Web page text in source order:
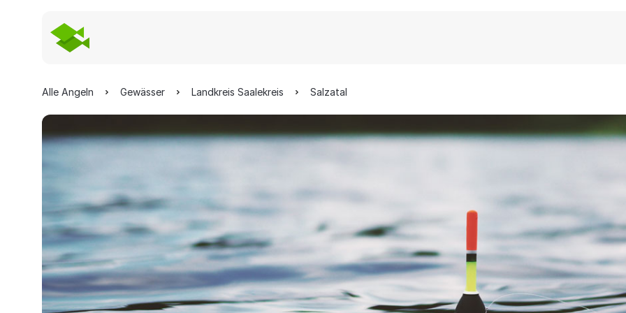
Alle Angeln Gewässer Landkreis Saalekreis Salzatal